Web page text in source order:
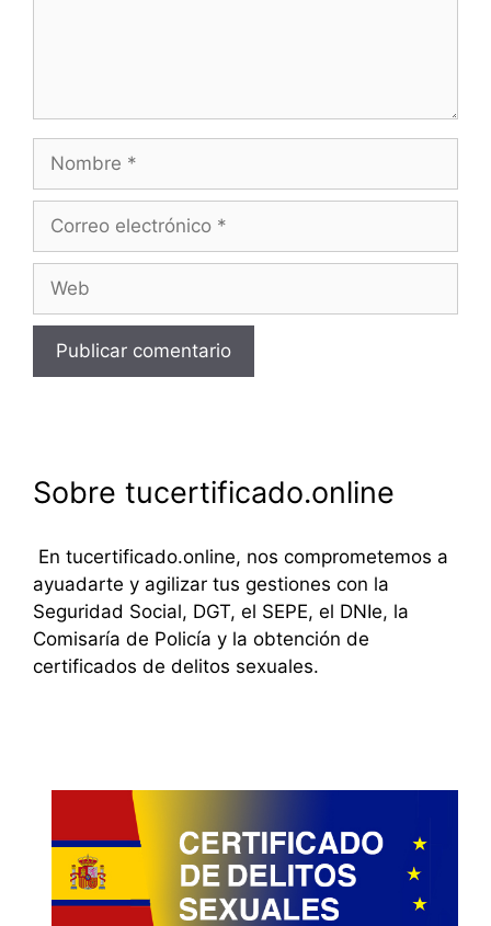
Nombre
Correo
Web
Sobre tucertificado.online
En tucertificado.online, nos comprometemos a
ayuadarte y agilizar tus gestiones con la
Seguridad Social, DGT, el SEPE, el DNIe, la
Comisaría de Policía y la obtención de
certificados de delitos sexuales.